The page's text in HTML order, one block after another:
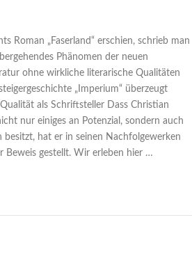
Roman „Faserland“ erschien, schrieb man
Phänomen der neuen
ohne wirkliche literarische Qualitäten
„Imperium“ überzeugt
als Schriftsteller Dass Christian
nur einiges an Potenzial, sondern auch
besitzt, hat er in seinen Nachfolgewerken
Beweis gestellt. Wir erleben hier …